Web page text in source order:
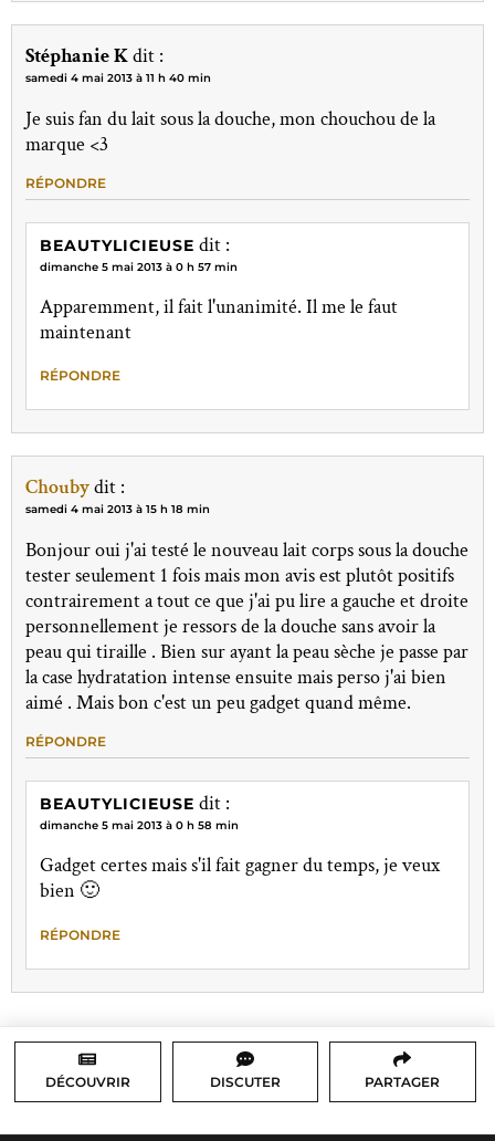
Stéphanie Kdit :
samedi 4 mai 2013 à 11 h 40 min
Je suis fan du lait sous la douche, mon chouchou de la
marque <3
RÉPONDRE
BEAUTYLICIEUSE dit :
dimanche 5 mai 2013 à 0 h 57 min
Apparemment, il fait l'unanimité. Il me le faut
maintenant
RÉPONDRE
Choubydit :
samedi 4 mai 2013 à 15 h 18 min
Bonjour oui j'ai testé le nouveau lait corps sous la douche
tester seulement 1 fois mais mon avis est plutôt positifs
contrairement a tout ce que j'ai pu lire a gauche et droite
personnellement je ressors de la douche sans avoir la
peau qui tiraille . Bien sur ayant la peau sèche je passe par
la case hydratation intense ensuite mais perso j'ai bien
aimé . Mais bon c'est un peu gadget quand même.
RÉPONDRE
BEAUTYLICIEUSE dit :
dimanche 5 mai 2013 à 0 h 58 min
Gadget certes mais s'il fait gagner du temps, je veux
bien 🙂
RÉPONDRE
DÉCOUVRIR DISCUTER PARTAGER